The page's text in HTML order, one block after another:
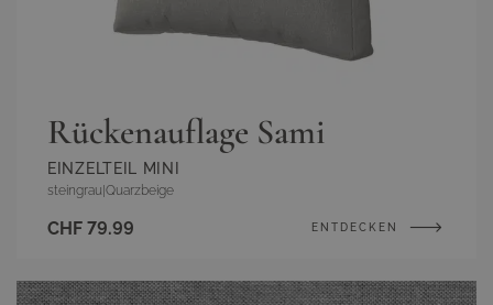
Rückenauflage Sami
EINZELTEIL MINI
steingrau|Quarzbeige
CHF 79.99 ENTDECKEN